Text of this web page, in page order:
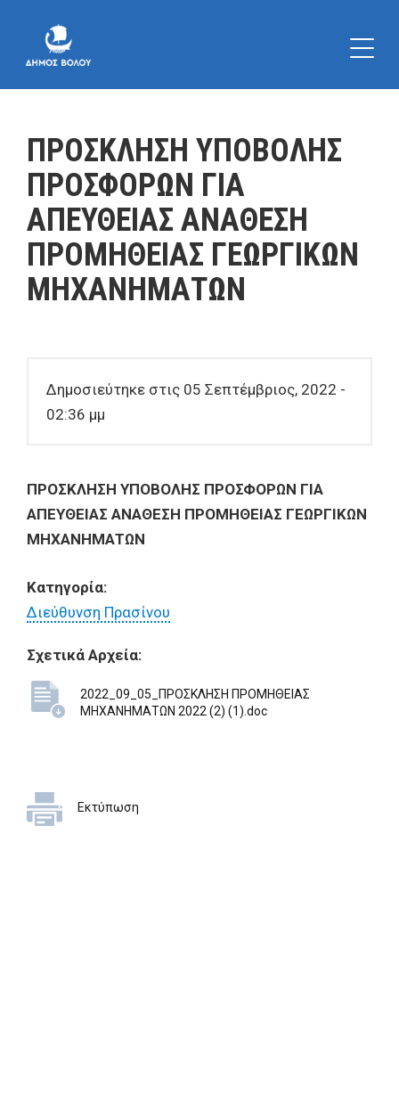
ΠΡΟΣΚΛΗΣΗ ΥΠΟΒΟΛΗΣ
ΠΡΟΣΦΟΡΩΝ ΓΙΑ
ΑΠΕΥΘΕΙΑΣ ΑΝΑΘΕΣΗ
ΠΡΟΜΗΘΕΙΑΣ ΓΕΩΡΓΙΚΩΝ
ΜΗΧΑΝΗΜΑΤΩΝ
Δημοσιεύτηκε στις 05 Σεπτέμβριος, 2022 -
02:36 μμ
ΠΡΟΣΚΛΗΣΗ ΥΠΟΒΟΛΗΣ ΠΡΟΣΦΟΡΩΝ ΓΙΑ
ΑΠΕΥΘΕΙΑΣ ΑΝΑΘΕΣΗ ΠΡΟΜΗΘΕΙΑΣ ΓΕΩΡΓΙΚΩΝ
ΜΗΧΑΝΗΜΑΤΩΝ
Κατηγορία:
Διεύθυνση Πρασίνου
Σχετικά Αρχεία:
2022_09_05_ΠΡΟΣΚΛΗΣΗ ΠΡΟΜΗΘΕΙΑΣ
ΜΗΧΑΝΗΜΑΤΩΝ 2022 (2) (1).doc
Εκτύπωση